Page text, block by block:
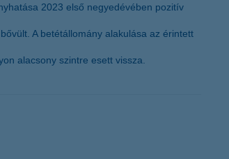
2023 első negyedévében pozitív
A betétállomány alakulása az érintett
alacsony szintre esett vissza.